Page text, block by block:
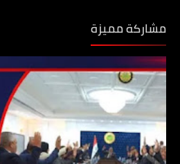
مشاركة مميزة